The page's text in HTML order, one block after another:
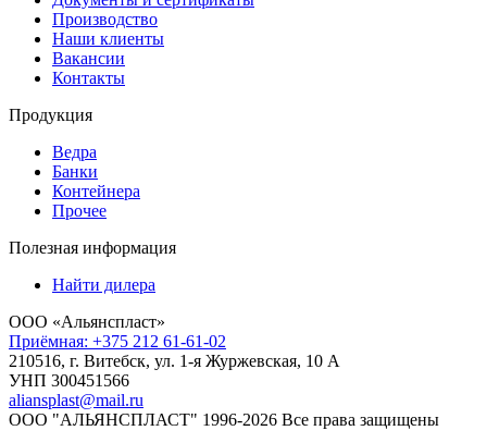
Производство
Наши клиенты
Вакансии
Контакты
Продукция
Ведра
Банки
Контейнера
Прочее
Полезная информация
Найти дилера
ООО «Альянспласт»
Приёмная: +375 212 61-61-02
210516, г. Витебск, ул. 1-я Журжевская, 10 А
УНП 300451566
aliansplast@mail.ru
ООО "АЛЬЯНСПЛАСТ" 1996-2026 Все права защищены